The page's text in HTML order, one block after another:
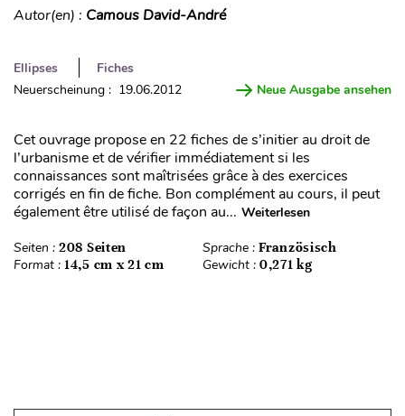
Autor(en) : Camous David-André
Ellipses
Fiches
Neuerscheinung : 19.06.2012
Neue Ausgabe ansehen
Cet ouvrage propose en 22 fiches de s’initier au droit de
l’urbanisme et de vérifier immédiatement si les
connaissances sont maîtrisées grâce à des exercices
corrigés en fin de fiche. Bon complément au cours, il peut
également être utilisé de façon au... Weiterlesen
Seiten : 208 Seiten Sprache : Französisch
Format : 14,5 cm x 21 cm Gewicht : 0,271 kg